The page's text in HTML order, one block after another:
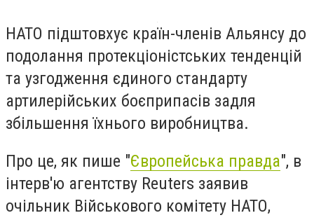
НАТО підштовхує країн-членів Альянсу до
подолання протекціоністських тенденцій
та узгодження єдиного стандарту
артилерійських боєприпасів задля
збільшення їхнього виробництва.
Про це, як пише "Європейська правда", в
інтерв'ю агентству Reuters заявив
очільник Військового комітету НАТО,